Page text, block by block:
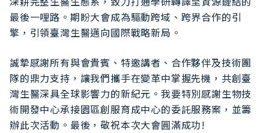
最後一哩路。期盼大會成為驅動跨域、跨界合作的引
擎，引領臺灣生醫邁向國際戰略新局。
誠摯感謝所有與會貴賓、特邀講者、合作夥伴及技術團
隊的鼎力支持，讓我們攜手在變革中掌握先機，共創臺
灣生醫深具全球影響力的新紀元。我要特別感謝生物技
術開發中心承接園區創服育成中心的委託服務案，並籌
辦此次活動。最後，敬祝本次大會圓滿成功!